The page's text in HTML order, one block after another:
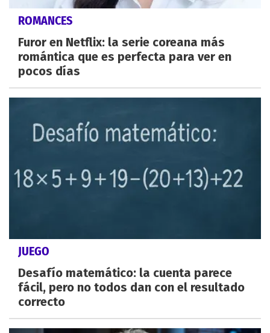
ROMANCES
Furor en Netflix: la serie coreana más
romántica que es perfecta para ver en
pocos días
JUEGO
Desafío matemático: la cuenta parece
fácil, pero no todos dan con el resultado
correcto